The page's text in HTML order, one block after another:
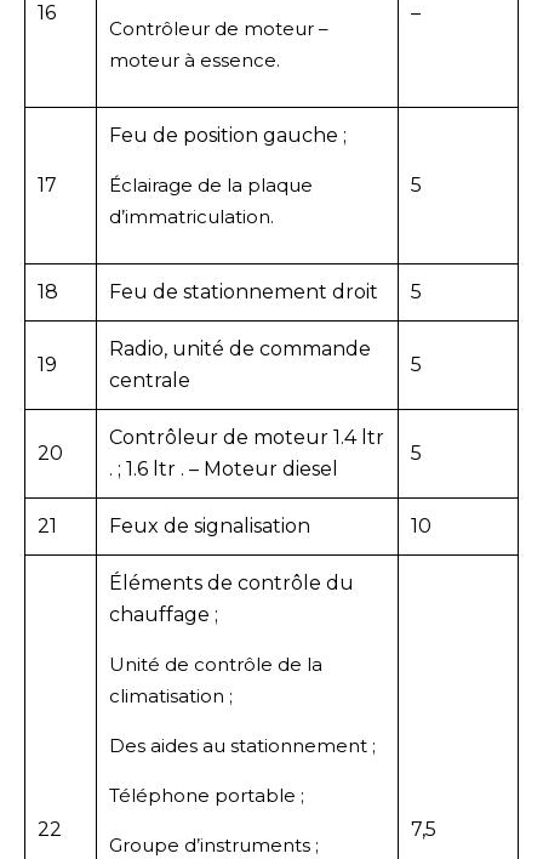
16
Contrôleur de moteur –
moteur à essence.
–
17
Feu de position gauche ;
Éclairage de la plaque
d’immatriculation.
5
18 Feu de stationnement droit 5
19
Radio, unité de commande
centrale
5
20
Contrôleur de moteur 1.4 ltr
. ; 1.6 ltr . – Moteur diesel
5
21 Feux de signalisation 10
22
Éléments de contrôle du
chauffage ;
Unité de contrôle de la
climatisation ;
Des aides au stationnement ;
Téléphone portable ;
Groupe d’instruments ;
7,5